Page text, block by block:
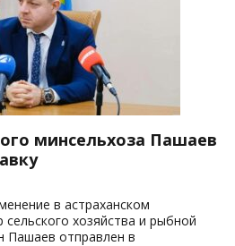
минсельхоза Пашаев
в астраханском
хозяйства и рыбной
Пашаев отправлен в